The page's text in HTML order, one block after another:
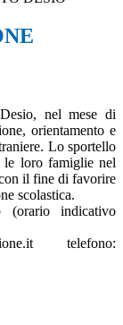
nel mese di
orientamento e
Lo sportello
le loro famiglie nel
il fine di favorire
scolastica.
(orario indicativo
telefono: